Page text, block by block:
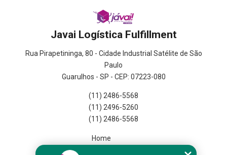
Javai Logística Fulfillment
Rua Pirapetininga, 80 - Cidade Industrial Satélite de São
Paulo
Guarulhos - SP - CEP: 07223-080
(11) 2486-5568
(11) 2496-5260
(11) 2486-5568
Home